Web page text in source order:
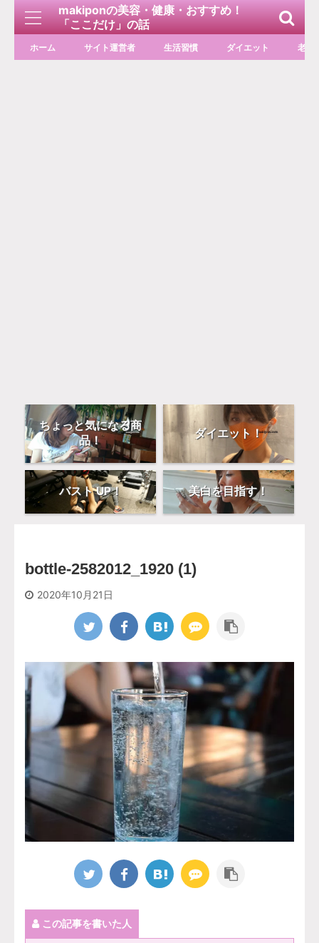
makiponの美容・健康・おすすめ！
「ここだけ」の話
ホーム サイト運営者 生活習慣 ダイエット 老化
ちょっと気になる商
品！
ダイエット！
バスト UP！ 美白を目指す！
bottle-2582012_1920 (1)
2020年10月21日
この記事を書いた人